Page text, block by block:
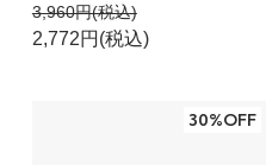
3,960円(税込)
2,772円(税込)
30%OFF